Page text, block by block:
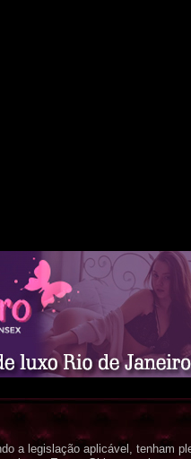
a legislação aplicável, tenham